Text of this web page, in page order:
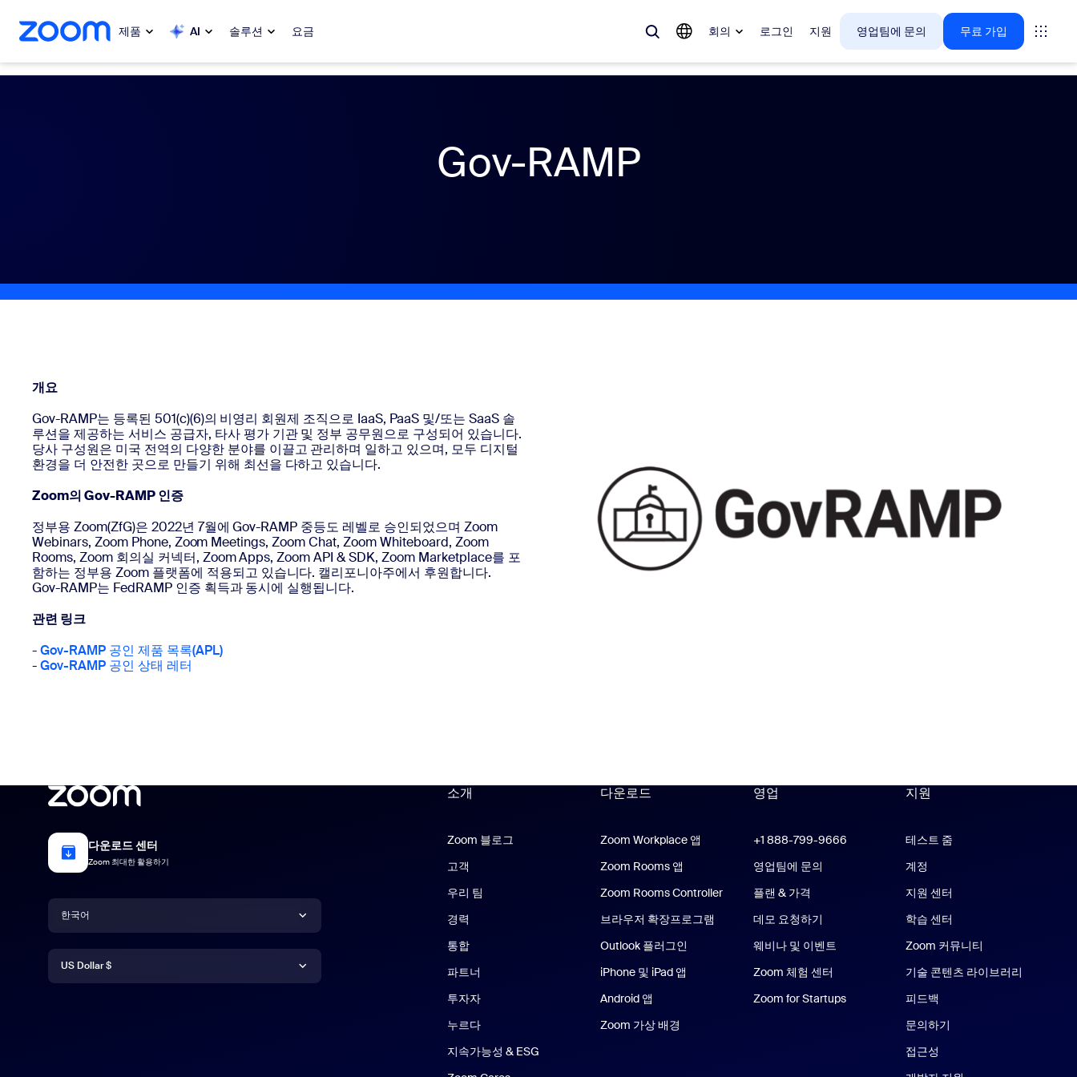
용으로 건너뛰기
팅으로 건너뛰기 제품 AI 솔루션 요금 회의 로그인 지원 영업팀에 문의 무료 가입
Contact Center CX 인사이트
데스크톱에 설치
다운로드 센터
문의하기
+1 888-799-9666/ +1 888-303-1012
Gov-RAMP
개요
Gov-RAMP는 등록된 501(c)(6)의 비영리 회원제 조직으로 IaaS, PaaS 및/또는 SaaS 솔
루션을 제공하는 서비스 공급자, 타사 평가 기관 및 정부 공무원으로 구성되어 있습니다.
당사 구성원은 미국 전역의 다양한 분야를 이끌고 관리하며 일하고 있으며, 모두 디지털
환경을 더 안전한 곳으로 만들기 위해 최선을 다하고 있습니다.
Zoom의 Gov-RAMP 인증
정부용 Zoom(ZfG)은 2022년 7월에 Gov-RAMP 중등도 레벨로 승인되었으며 Zoom
Webinars, Zoom Phone, Zoom Meetings, Zoom Chat, Zoom Whiteboard, Zoom
Rooms, Zoom 회의실 커넥터, Zoom Apps, Zoom API & SDK, Zoom Marketplace를 포
함하는 정부용 Zoom 플랫폼에 적용되고 있습니다. 캘리포니아주에서 후원합니다.
Gov-RAMP는 FedRAMP 인증 획득과 동시에 실행됩니다.
관련 링크
-Gov-RAMP 공인 제품 목록(APL)
-Gov-RAMP 공인 상태 레터
다운로드 센터
Zoom 최대한 활용하기
언어
한국어
Deutsch
통화
US Dollar $
소개
Zoom 블로그
고객
우리 팀
경력
통합
파트너
투자자
누르다
지속가능성 & ESG
다운로드
Zoom Workplace 앱
Zoom Workplace 앱
Zoom Rooms 앱
Zoom Rooms 앱
Zoom Rooms Controller
브라우저 확장프로그램
Outlook 플러그인
iPhone 및 iPad 앱
iPhone 및 iPad 앱
Android 앱
Zoom 가상 배경
영업
+1 888-799-9666 클릭하여 통화
영업팀에 문의
플랜 & 가격
데모 요청하기
웨비나 및 이벤트
Zoom 체험 센터 Zoom 체험 센터
Zoom for StartupsZoom for Startups
지원
지원
테스트 줌
계정
지원 센터
학습 센터
Zoom 커뮤니티
기술 콘텐츠 라이브러리
피드백
문의하기
접근성